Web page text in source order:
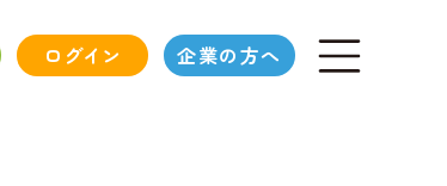
ログイン 企業の方へ